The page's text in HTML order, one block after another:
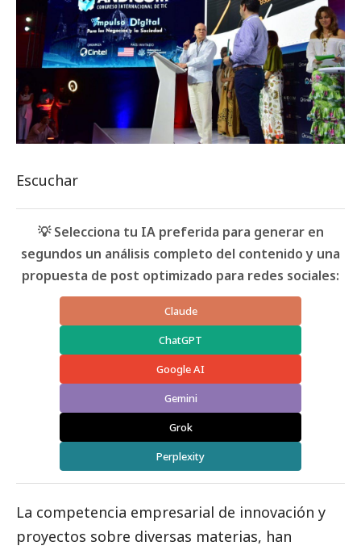
Escuchar
💡 Selecciona tu IA preferida para generar en
segundos un análisis completo del contenido y una
propuesta de post optimizado para redes sociales:
Claude
ChatGPT
Google AI
Gemini
Grok
Perplexity
La competencia empresarial de innovación y
proyectos sobre diversas materias, han